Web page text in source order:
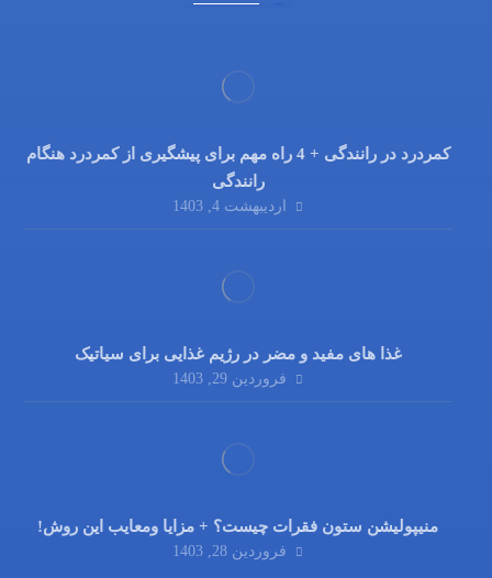
کمردرد در رانندگی + 4 راه مهم برای پیشگیری از کمردرد هنگام
رانندگی
اردیبهشت 4, 1403
غذا های مفید و مضر در رژیم غذایی برای سیاتیک
فروردین 29, 1403
منیپولیشن ستون فقرات چیست؟ + مزایا ومعایب این روش!
فروردین 28, 1403